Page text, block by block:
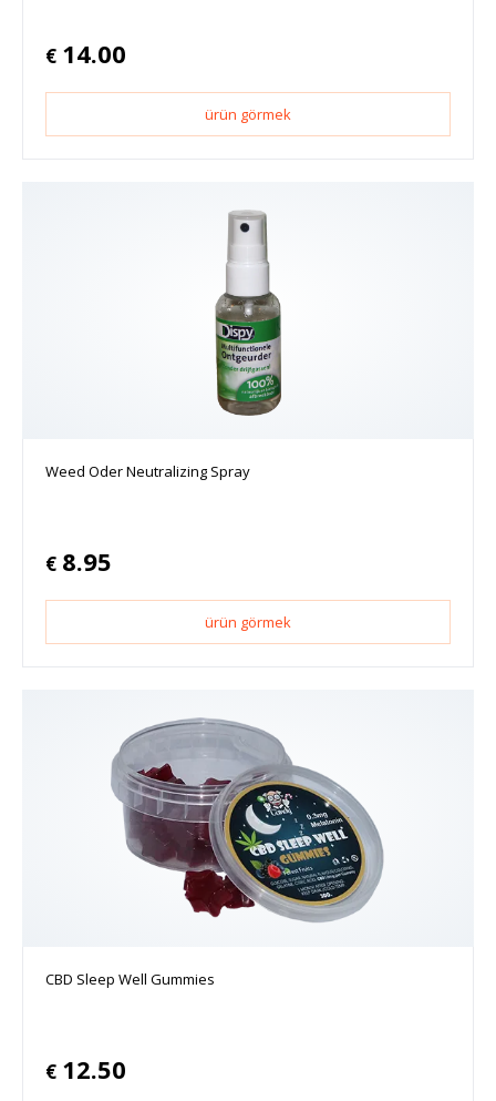
€ 14.00
ürün görmek
Weed Oder Neutralizing Spray
€ 8.95
ürün görmek
CBD Sleep Well Gummies
€ 12.50